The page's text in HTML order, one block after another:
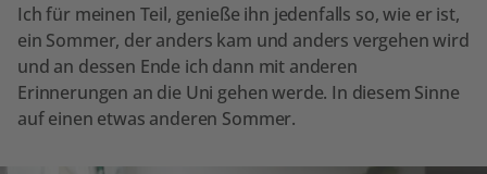
Ich für meinen Teil, genieße ihn jedenfalls so, wie er ist,
ein Sommer, der anders kam und anders vergehen wird
und an dessen Ende ich dann mit anderen
Erinnerungen an die Uni gehen werde. In diesem Sinne
auf einen etwas anderen Sommer.